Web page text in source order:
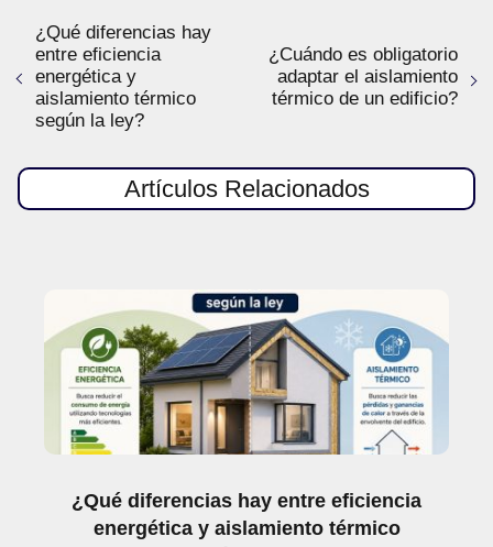
¿Qué diferencias hay
entre eficiencia
energética y
aislamiento térmico
según la ley?
¿Cuándo es obligatorio
adaptar el aislamiento
térmico de un edificio?
Artículos Relacionados
¿Qué diferencias hay entre eficiencia
energética y aislamiento térmico